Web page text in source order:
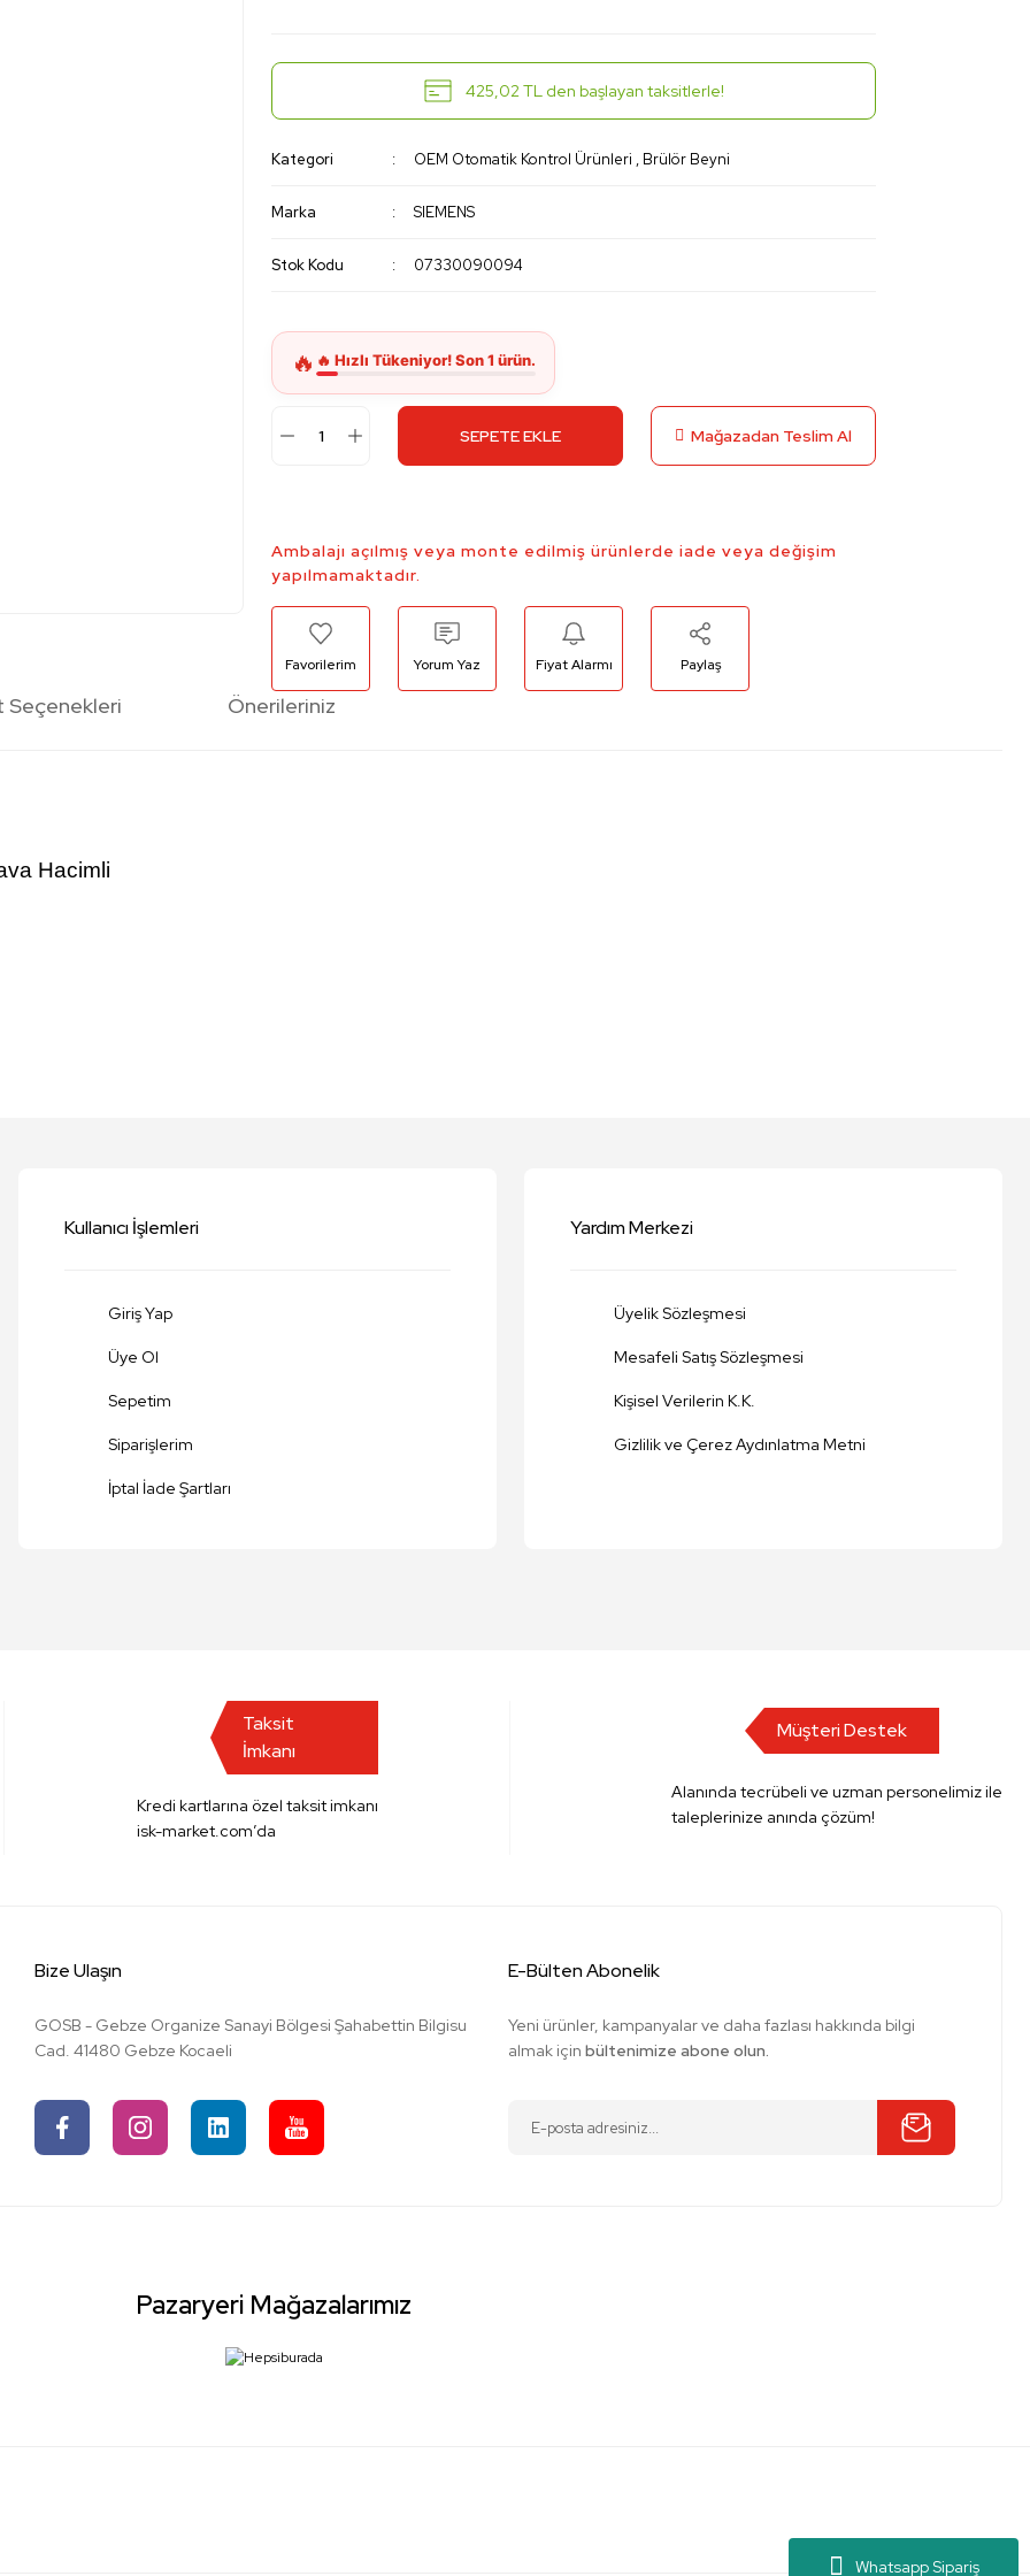
Whatsapp Sipariş
425,02 TL den başlayan taksitlerle!
Kategori OEM Otomatik Kontrol Ürünleri , Brülör Beyni
Marka SIEMENS
Stok Kodu 07330090094
SEPETE EKLE Mağazadan Teslim Al
Ambalajı açılmış veya monte edilmiş ürünlerde iade veya değişim
yapılmamaktadır.
Yorum Yaz Fiyat Alarmı Paylaş
Seçenekleri Önerileriniz
Hacimli
Kullanıcı İşlemleri
Giriş Yap
Üye Ol
Sepetim
Siparişlerim
İptal İade Şartları
Yardım Merkezi
Üyelik Sözleşmesi
Mesafeli Satış Sözleşmesi
Kişisel Verilerin K.K.
Gizlilik ve Çerez Aydınlatma Metni
Taksit
İmkanı
Kredi kartlarına özel taksit imkanı
isk-market.com’da
Müşteri Destek
Alanında tecrübeli ve uzman personelimiz ile
taleplerinize anında çözüm!
Bize Ulaşın
GOSB - Gebze Organize Sanayi Bölgesi Şahabettin Bilgisu
Cad. 41480 Gebze Kocaeli
E-Bülten Abonelik
Yeni ürünler, kampanyalar ve daha fazlası hakkında bilgi
almak içinbültenimize abone olun.
Pazaryeri Mağazalarımız